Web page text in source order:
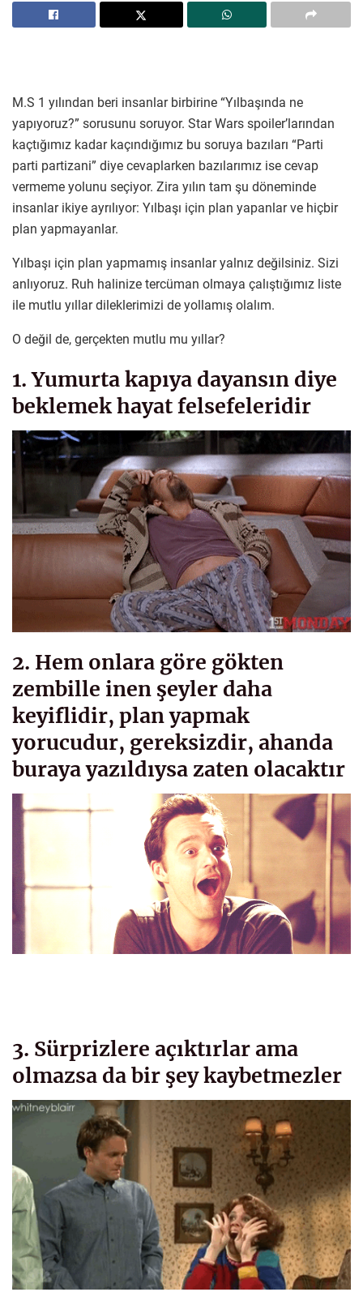
M.S 1 yılından beri insanlar birbirine “Yılbaşında ne
yapıyoruz?” sorusunu soruyor. Star Wars spoiler’larından
kaçtığımız kadar kaçındığımız bu soruya bazıları “Parti
parti partizani” diye cevaplarken bazılarımız ise cevap
vermeme yolunu seçiyor. Zira yılın tam şu döneminde
insanlar ikiye ayrılıyor: Yılbaşı için plan yapanlar ve hiçbir
plan yapmayanlar.
Yılbaşı için plan yapmamış insanlar yalnız değilsiniz. Sizi
anlıyoruz. Ruh halinize tercüman olmaya çalıştığımız liste
ile mutlu yıllar dileklerimizi de yollamış olalım.
O değil de, gerçekten mutlu mu yıllar?
1. Yumurta kapıya dayansın diye
beklemek hayat felsefeleridir
2. Hem onlara göre gökten
zembille inen şeyler daha
keyiflidir, plan yapmak
yorucudur, gereksizdir, ahanda
buraya yazıldıysa zaten olacaktır
3. Sürprizlere açıktırlar ama
olmazsa da bir şey kaybetmezler